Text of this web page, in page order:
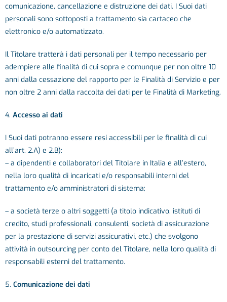
comunicazione, cancellazione e distruzione dei dati. I Suoi dati
personali sono sottoposti a trattamento sia cartaceo che
elettronico e/o automatizzato.
Il Titolare tratterà i dati personali per il tempo necessario per
adempiere alle finalità di cui sopra e comunque per non oltre 10
anni dalla cessazione del rapporto per le Finalità di Servizio e per
non oltre 2 anni dalla raccolta dei dati per le Finalità di Marketing.
4. Accesso ai dati
I Suoi dati potranno essere resi accessibili per le finalità di cui
all’art. 2.A) e 2.B):
– a dipendenti e collaboratori del Titolare in Italia e all’estero,
nella loro qualità di incaricati e/o responsabili interni del
trattamento e/o amministratori di sistema;
– a società terze o altri soggetti (a titolo indicativo, istituti di
credito, studi professionali, consulenti, società di assicurazione
per la prestazione di servizi assicurativi, etc.) che svolgono
attività in outsourcing per conto del Titolare, nella loro qualità di
responsabili esterni del trattamento.
5. Comunicazione dei dati